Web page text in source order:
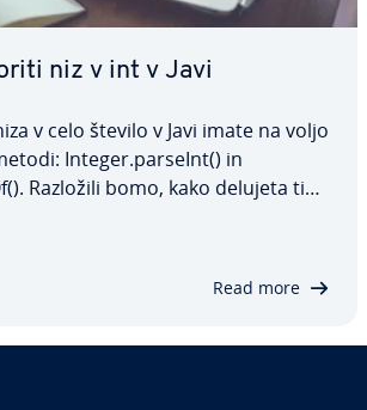
niz v int v Javi
v celo število v Javi imate na voljo
Integer.parseInt() in
Razložili bomo, kako delujeta ti
Read more